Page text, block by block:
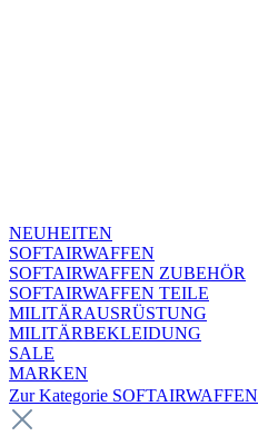
NEUHEITEN
SOFTAIRWAFFEN
SOFTAIRWAFFEN ZUBEHÖR
SOFTAIRWAFFEN TEILE
MILITÄRAUSRÜSTUNG
MILITÄRBEKLEIDUNG
SALE
MARKEN
Zur Kategorie SOFTAIRWAFFEN